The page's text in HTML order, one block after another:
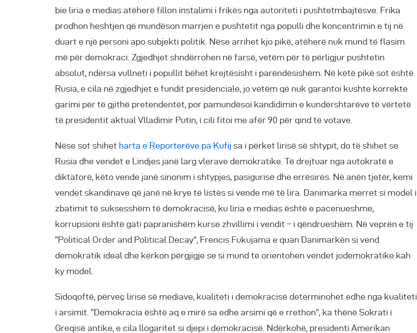
bie liria e medias atëherë fillon instalimi i frikës nga autoriteti i pushtetmbajtësve. Frika
prodhon heshtjen që mundëson marrjen e pushtetit nga populli dhe koncentrimin e tij në
duart e një personi apo subjekti politik. Nëse arrihet kjo pikë, atëherë nuk mund të flasim
më për demokraci. Zgjedhjet shndërrohen në farsë, vetëm për të përligjur pushtetin
absolut, ndërsa vullneti i popullit bëhet krejtësisht i parëndësishëm. Në këtë pikë sot është
Rusia, e cila në zgjedhjet e fundit presidenciale, jo vetëm që nuk garantoi kushte korrekte
garimi për të gjithë pretendentët, por pamundësoi kandidimin e kundërshtarëve të vërtetë
të presidentit aktual Vlladimir Putin, i cili fitoi me afër 90 për qind të votave.
Nëse sot shihet harta e Reporterëve pa Kufij sa i përket lirisë së shtypit, do të shihet se
Rusia dhe vendet e Lindjes janë larg vlerave demokratike. Të drejtuar nga autokratë e
diktatorë, këto vende janë sinonim i shtypjes, pasigurisë dhe errësirës. Në anën tjetër, kemi
vendet skandinave që janë në krye të listës si vende më të lira. Danimarka merret si model i
zbatimit të suksesshëm të demokracisë, ku liria e medias është e pacenueshme,
korrupsioni është gati papranishëm kurse zhvillimi i vendit – i qëndrueshëm. Në veprën e tij
“Political Order and Political Decay”, Frencis Fukujama e quan Danimarkën si vend
demokratik ideal dhe kërkon përgjigje se si mund të orientohen vendet jodemokratike kah
ky model.
Sidoqoftë, përveç lirisë së mediave, kualiteti i demokracisë determinohet edhe nga kualiteti
i arsimit. “Demokracia është aq e mirë sa edhe arsimi që e rrethon”, ka thënë Sokrati i
Greqisë antike, e cila llogaritet si djepi i demokracisë. Ndërkohë, presidenti Amerikan